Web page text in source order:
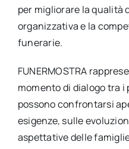
per migliorare la qualità
organizzativa e la
funerarie.
FUNERMOSTRA
momento di dialogo tra
possono confrontarsi
esigenze, sulle
aspettative delle